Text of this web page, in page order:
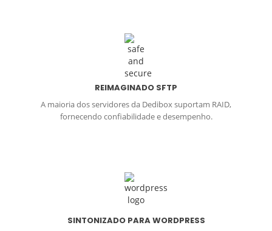
REIMAGINADO SFTP
A maioria dos servidores da Dedibox suportam RAID,
fornecendo confiabilidade e desempenho.
SINTONIZADO PARA WORDPRESS